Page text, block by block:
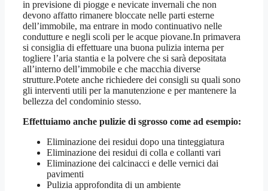
in previsione di piogge e nevicate invernali che non
devono affatto rimanere bloccate nelle parti esterne
dell’immobile, ma entrare in modo continuativo nelle
condutture e negli scoli per le acque piovane.In primavera
si consiglia di effettuare una buona pulizia interna per
togliere l’aria stantia e la polvere che si sarà depositata
all’interno dell’immobile e che macchia diverse
strutture.Potete anche richiedere dei consigli su quali sono
gli interventi utili per la manutenzione e per mantenere la
bellezza del condominio stesso.
Effettuiamo anche pulizie di sgrosso come ad esempio:
Eliminazione dei residui dopo una tinteggiatura
Eliminazione dei residui di colla e collanti vari
Eliminazione dei calcinacci e delle vernici dai
pavimenti
Pulizia approfondita di un ambiente